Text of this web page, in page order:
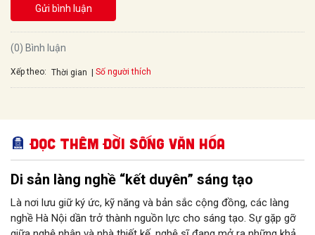
Gửi bình luận
(0) Bình luận
Xếp theo: Thời gian Số người thích
Đọc thêm Đời sống văn hóa
Di sản làng nghề “kết duyên” sáng tạo
Là nơi lưu giữ ký ức, kỹ năng và bản sắc cộng đồng, các làng
nghề Hà Nội dần trở thành nguồn lực cho sáng tạo. Sự gặp gỡ